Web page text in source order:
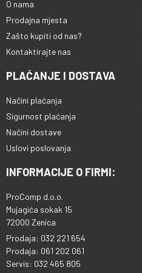
O nama
Prodajna mjesta
Zašto kupiti od nas?
Kontaktirajte nas
PLAĆANJE I DOSTAVA
Načini plaćanja
Sigurnost plaćanja
Načini dostave
Uslovi poslovanja
INFORMACIJE O FIRMI:
ProComp d.o.o.
Mujagića sokak 15
72000 Zenica
Prodaja: 032 221 654
Prodaja: 061 202 061
Servis: 032 465 805